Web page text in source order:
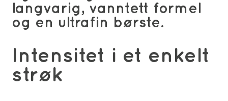
langvarig, vanntett formel
og en ultrafin børste.
Intensitet i et enkelt
strøk